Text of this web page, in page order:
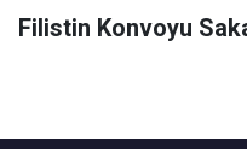
Filistin Konvoyu